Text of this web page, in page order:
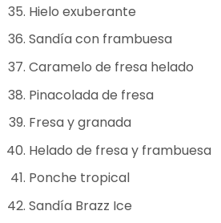
Hielo exuberante
Sandía con frambuesa
Caramelo de fresa helado
Pinacolada de fresa
Fresa y granada
Helado de fresa y frambuesa
Ponche tropical
Sandía Brazz Ice